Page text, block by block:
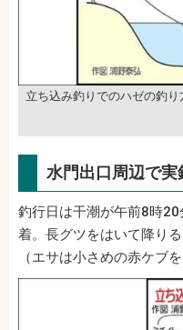
立ち込み釣りでのハゼの釣り
水門出口周辺で実
釣行日は干潮が午前8時
着。長グツをはいて降り
（エサは小さめの赤ケブ